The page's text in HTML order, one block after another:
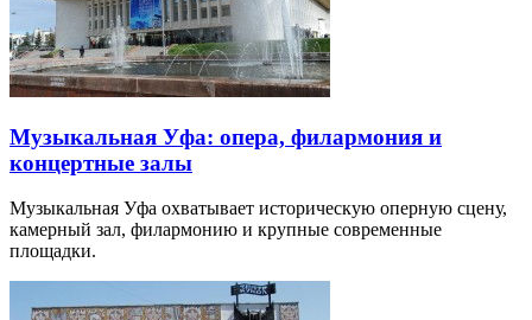
Музыкальная Уфа: опера, филармония и
концертные залы
Музыкальная Уфа охватывает историческую оперную сцену,
камерный зал, филармонию и крупные современные
площадки.